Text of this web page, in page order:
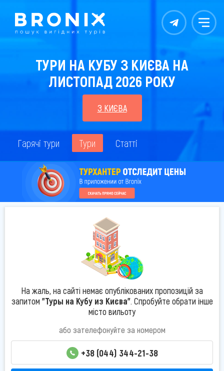
Контакты Меню
ТУРИ НА КУБУ З КИЄВА НА
ЛИСТОПАД 2026 РОКУ
З КИЄВА
Гарячі тури Тури Статті
На жаль, на сайті немає опублікованих пропозицій за
запитом "Туры на Кубу из Києва". Спробуйте обрати інше
місто вильоту
або зателефонуйте за номером
+38 (044) 344-21-38